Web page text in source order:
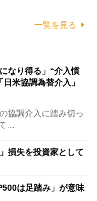
一覧を見る
なり得る」“介入慣
米協調為替介入」
協調介入に踏み切っ
…
損失を投資家として
は足踏み」が意味